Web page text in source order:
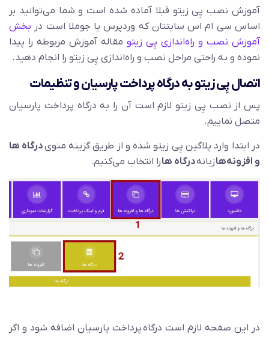
آموزش نصب پِی زیتو قبلا آماده شده است و شما می‌توانید بر
اساس سی ام اس سایتتان که وردپرس یا جوملا است در بخش
آموزش نصب و راه‌اندازی پِی زیتو مقاله آموزش مربوطه را پیدا
نموده و به راحتی مراحل نصب و راه‌اندازی پِی زیتو را انجام دهید.
اتصال پِی زیتو به درگاه پرداخت پارسیان و تنظیمات
پس از نصب پِی زیتو لازم است آن را به درگاه پرداخت پارسیان
متصل نماییم.
در ابتدا وارد پلاگین پِی زیتو شده و از طریق گزینه منویدرگاه ها
و افزونه‌هازبانهدرگاه هارا انتخاب می‌کنیم.
در این صفحه لازم است درگاه پرداخت پارسیان اضافه شود و اگر